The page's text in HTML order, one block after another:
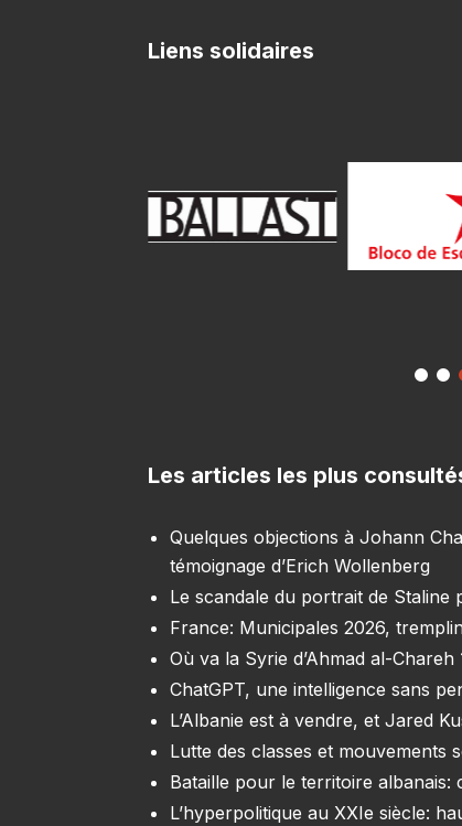
Liens solidaires
Les articles les plus
Quelques objections à Johann
témoignage d’Erich Wollenberg
Le scandale du portrait de Staline
France: Municipales 2026,
Où va la Syrie d’Ahmad al-Chareh
ChatGPT, une intelligence sans
L’Albanie est à vendre, et Jared
Lutte des classes et mouvements
Bataille pour le territoire albanais:
L’hyperpolitique au XXIe siècle: